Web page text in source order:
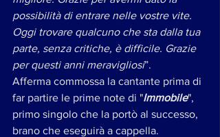
possibilità di entrare nelle vostre vite.
Oggi trovare qualcuno che sta dalla tua
parte, senza critiche, è difficile. Grazie
per questi anni meravigliosi”.
Afferma commossa la cantante prima di
far partire le prime note di "Immobile",
primo singolo che la portò al successo,
brano che eseguirà a cappella.